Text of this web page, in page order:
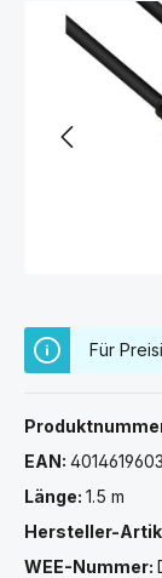
Bildergalerie
Für
EAN:
Länge: 1.5 m
Hersteller-
WEE-Nummer: